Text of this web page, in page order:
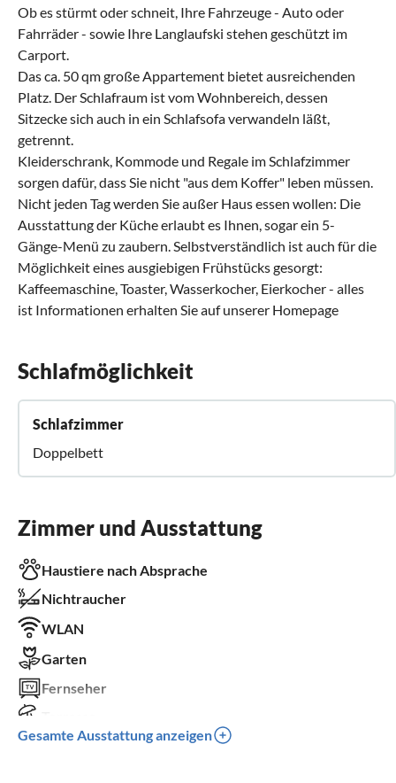
Ob es stürmt oder schneit, Ihre Fahrzeuge - Auto oder
Fahrräder - sowie Ihre Langlaufski stehen geschützt im
Carport.
Das ca. 50 qm große Appartement bietet ausreichenden
Platz. Der Schlafraum ist vom Wohnbereich, dessen
Sitzecke sich auch in ein Schlafsofa verwandeln läßt,
getrennt.
Kleiderschrank, Kommode und Regale im Schlafzimmer
sorgen dafür, dass Sie nicht "aus dem Koffer" leben müssen.
Nicht jeden Tag werden Sie außer Haus essen wollen: Die
Ausstattung der Küche erlaubt es Ihnen, sogar ein 5-
Gänge-Menü zu zaubern. Selbstverständlich ist auch für die
Möglichkeit eines ausgiebigen Frühstücks gesorgt:
Kaffeemaschine, Toaster, Wasserkocher, Eierkocher - alles
ist Informationen erhalten Sie auf unserer Homepage
Schlafmöglichkeit
Schlafzimmer
Doppelbett
Zimmer und Ausstattung
Haustiere nach Absprache
Nichtraucher
WLAN
Garten
Fernseher
Parkplatz
Gesamte Ausstattung anzeigen